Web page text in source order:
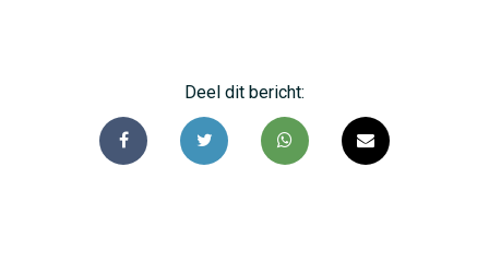
Deel dit bericht: